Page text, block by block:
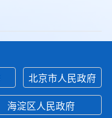
北京市人民政府
海淀区人民政府